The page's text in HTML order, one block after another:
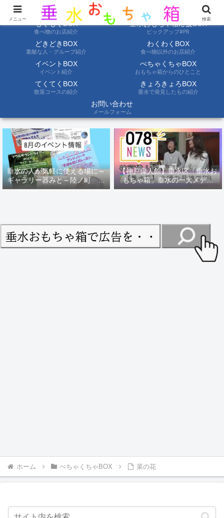
ようこそ垂水おもちゃ箱へ。垂水の情報を自分たちの目でみて聞いて伝えます
もぐもぐBOX
食べ物のお店紹介
垂水おもちゃ箱応援BOX
ピックアップ#PR
どきどきBOX
素敵な人・グループ紹介
わくわくBOX
食べ物以外のお店紹介
イベントBOX
イベント紹介
ぺちゃくちゃBOX
おもちゃ箱からのひとこと
てくてくBOX
散策コースの紹介
きょろきょろBOX
垂水で発見したもの紹介
お問い合わせ
メールフォーム
垂水の人が気軽に使える場に～
ギャラリー器みと～陸ノ町 ８
月のイベント情報
【神戸偉人館】垂水区「垂水お
もちゃ箱」垂水の一大メディ
ア！？｜神戸の魅力を凸インタ
ホーム ぺちゃくちゃBOX 菜の花
メニュー 検索